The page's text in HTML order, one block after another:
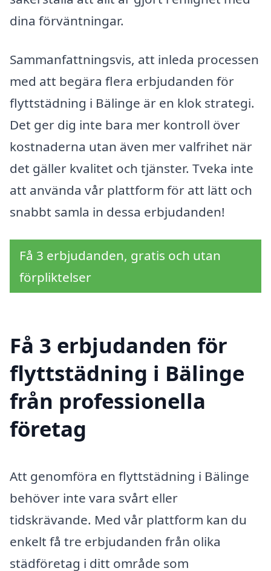
dina förväntningar.
Sammanfattningsvis, att inleda processen
med att begära flera erbjudanden för
flyttstädning i Bälinge är en klok strategi.
Det ger dig inte bara mer kontroll över
kostnaderna utan även mer valfrihet när
det gäller kvalitet och tjänster. Tveka inte
att använda vår plattform för att lätt och
snabbt samla in dessa erbjudanden!
Få 3 erbjudanden, gratis och utan
förpliktelser
Få 3 erbjudanden för
flyttstädning i Bälinge
från professionella
företag
Att genomföra en flyttstädning i Bälinge
behöver inte vara svårt eller
tidskrävande. Med vår plattform kan du
enkelt få tre erbjudanden från olika
städföretag i ditt område som